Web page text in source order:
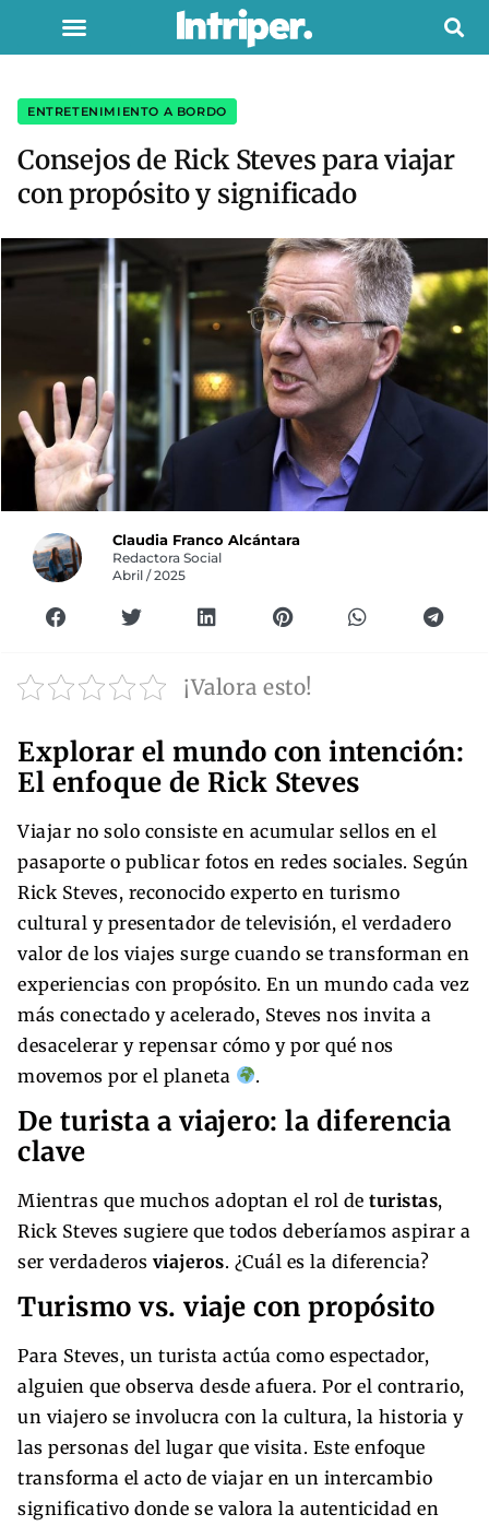
ENTRETENIMIENTO A BORDO
Consejos de Rick Steves para viajar
con propósito y significado
Claudia Franco Alcántara
Redactora Social
Abril / 2025
¡Valora esto!
Explorar el mundo con intención:
El enfoque de Rick Steves
Viajar no solo consiste en acumular sellos en el
pasaporte o publicar fotos en redes sociales. Según
Rick Steves, reconocido experto en turismo
cultural y presentador de televisión, el verdadero
valor de los viajes surge cuando se transforman en
experiencias con propósito. En un mundo cada vez
más conectado y acelerado, Steves nos invita a
desacelerar y repensar cómo y por qué nos
movemos por el planeta
.
De turista a viajero: la diferencia
clave
Mientras que muchos adoptan el rol de turistas,
Rick Steves sugiere que todos deberíamos aspirar a
ser verdaderos viajeros. ¿Cuál es la diferencia?
Turismo vs. viaje con propósito
Para Steves, un turista actúa como espectador,
alguien que observa desde afuera. Por el contrario,
un viajero se involucra con la cultura, la historia y
las personas del lugar que visita. Este enfoque
transforma el acto de viajar en un intercambio
significativo donde se valora la autenticidad en